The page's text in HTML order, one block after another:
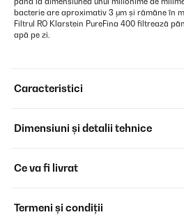
bacterie are aproximativ 3 μm și rămâne în
Filtrul RO Klarstein PureFina 400 filtrează
apă pe zi.
Caracteristici
Dimensiuni și detalii tehnice
Ce va fi livrat
Termeni și condiții